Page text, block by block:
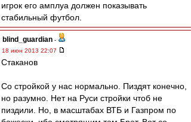
игрок его амплуа должен показывать
стабильный футбол.
blind_guardian -
18 июн 2013 22:07
Стаканов
Со стройкой у нас нормально. Пиздят конечно,
но разумно. Нет на Руси стройки чтоб не
пиздили. Но, в масштабах ВТБ и Газпром по